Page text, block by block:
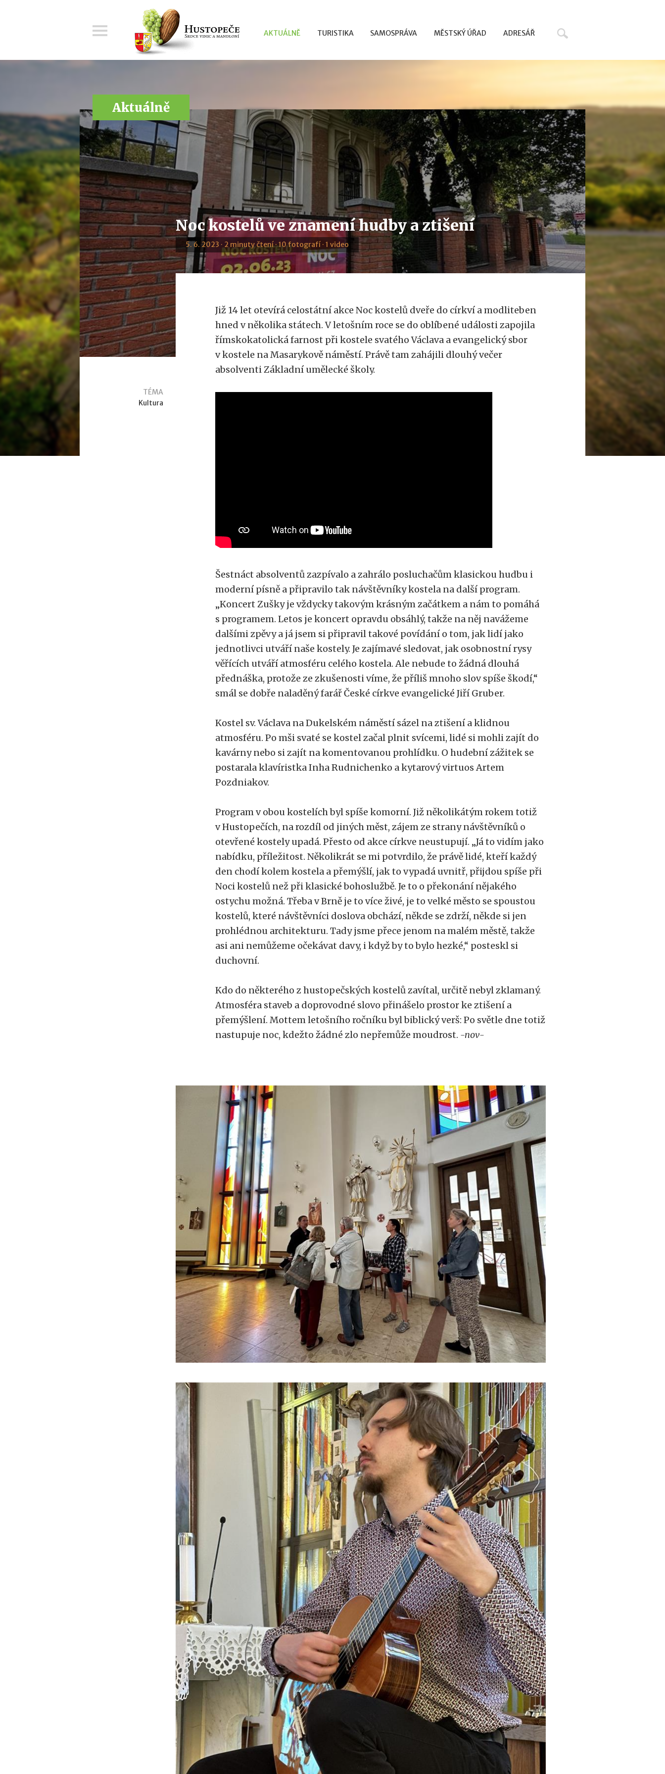
AKTUÁLNĚ TURISTIKA SAMOSPRÁVA MĚSTSKÝ ÚŘAD ADRESÁŘ
Aktuálně
Noc kostelů ve znamení hudby a ztišení
5. 6. 2023 · 2 minuty čtení · 10 fotografí · 1 video
TÉMA
Kultura
Již 14 let otevírá celostátní akce Noc kostelů dveře do církví a modliteben
hned v několika státech. V letošním roce se do oblíbené události zapojila
římskokatolická farnost při kostele svatého Václava a evangelický sbor
v kostele na Masarykově náměstí. Právě tam zahájili dlouhý večer
absolventi Základní umělecké školy.
Šestnáct absolventů zazpívalo a zahrálo posluchačům klasickou hudbu i
moderní písně a připravilo tak návštěvníky kostela na další program.
„Koncert Zušky je vždycky takovým krásným začátkem a nám to pomáhá
s programem. Letos je koncert opravdu obsáhlý, takže na něj navážeme
dalšími zpěvy a já jsem si připravil takové povídání o tom, jak lidí jako
jednotlivci utváří naše kostely. Je zajímavé sledovat, jak osobnostní rysy
věřících utváří atmosféru celého kostela. Ale nebude to žádná dlouhá
přednáška, protože ze zkušenosti víme, že příliš mnoho slov spíše škodí,“
smál se dobře naladěný farář České církve evangelické Jiří Gruber.
Kostel sv. Václava na Dukelském náměstí sázel na ztišení a klidnou
atmosféru. Po mši svaté se kostel začal plnit svícemi, lidé si mohli zajít do
kavárny nebo si zajít na komentovanou prohlídku. O hudební zážitek se
postarala klavíristka Inha Rudnichenko a kytarový virtuos Artem
Pozdniakov.
Program v obou kostelích byl spíše komorní. Již několikátým rokem totiž
v Hustopečích, na rozdíl od jiných měst, zájem ze strany návštěvníků o
otevřené kostely upadá. Přesto od akce církve neustupují. „Já to vidím jako
nabídku, příležitost. Několikrát se mi potvrdilo, že právě lidé, kteří každý
den chodí kolem kostela a přemýšlí, jak to vypadá uvnitř, přijdou spíše při
Noci kostelů než při klasické bohoslužbě. Je to o překonání nějakého
ostychu možná. Třeba v Brně je to více živé, je to velké město se spoustou
kostelů, které návštěvníci doslova obchází, někde se zdrží, někde si jen
prohlédnou architekturu. Tady jsme přece jenom na malém městě, takže
asi ani nemůžeme očekávat davy, i když by to bylo hezké,“ posteskl si
duchovní.
Kdo do některého z hustopečských kostelů zavítal, určitě nebyl zklamaný.
Atmosféra staveb a doprovodné slovo přinášelo prostor ke ztišení a
přemýšlení. Mottem letošního ročníku byl biblický verš: Po světle dne totiž
nastupuje noc, kdežto žádné zlo nepřemůže moudrost. -nov-